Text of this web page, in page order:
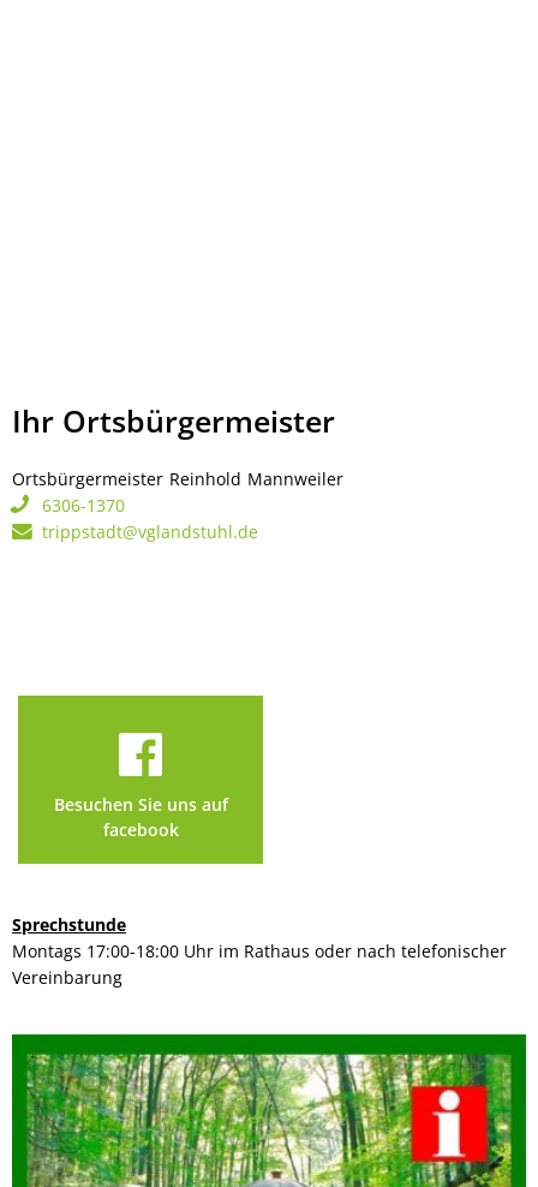
Ihr Ortsbürgermeister
Ortsbürgermeister Reinhold Mannweiler
6306-1370
trippstadt@vglandstuhl.de
Besuchen Sie uns auf
facebook
Sprechstunde
Montags 17:00-18:00 Uhr im Rathaus oder nach telefonischer
Vereinbarung